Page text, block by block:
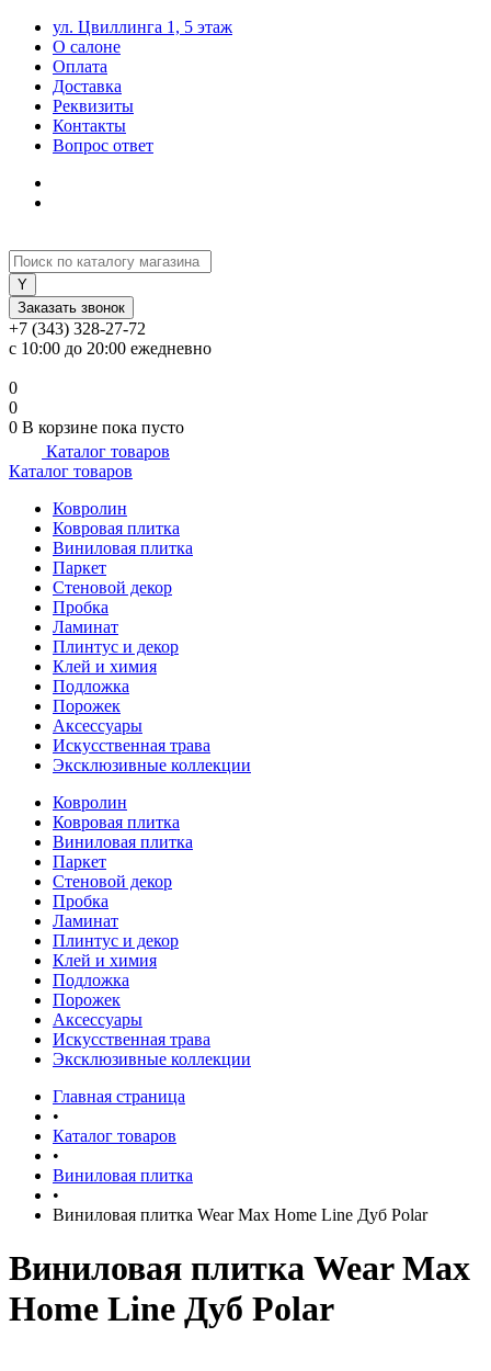
ул. Цвиллинга 1, 5 этаж
О салоне
Оплата
Доставка
Реквизиты
Контакты
Вопрос ответ
Заказать звонок
+7 (343) 328-27-72
с 10:00 до 20:00 ежедневно
0
0
0 В корзине пока пусто
Каталог товаров
Каталог товаров
Ковролин
Ковровая плитка
Виниловая плитка
Паркет
Стеновой декор
Пробка
Ламинат
Плинтус и декор
Клей и химия
Подложка
Порожек
Аксессуары
Искусственная трава
Эксклюзивные коллекции
Ковролин
Ковровая плитка
Виниловая плитка
Паркет
Стеновой декор
Пробка
Ламинат
Плинтус и декор
Клей и химия
Подложка
Порожек
Аксессуары
Искусственная трава
Эксклюзивные коллекции
Главная страница
•
Каталог товаров
•
Виниловая плитка
•
Виниловая плитка Wear Max Home Line Дуб Polar
Виниловая плитка Wear Max
Home Line Дуб Polar